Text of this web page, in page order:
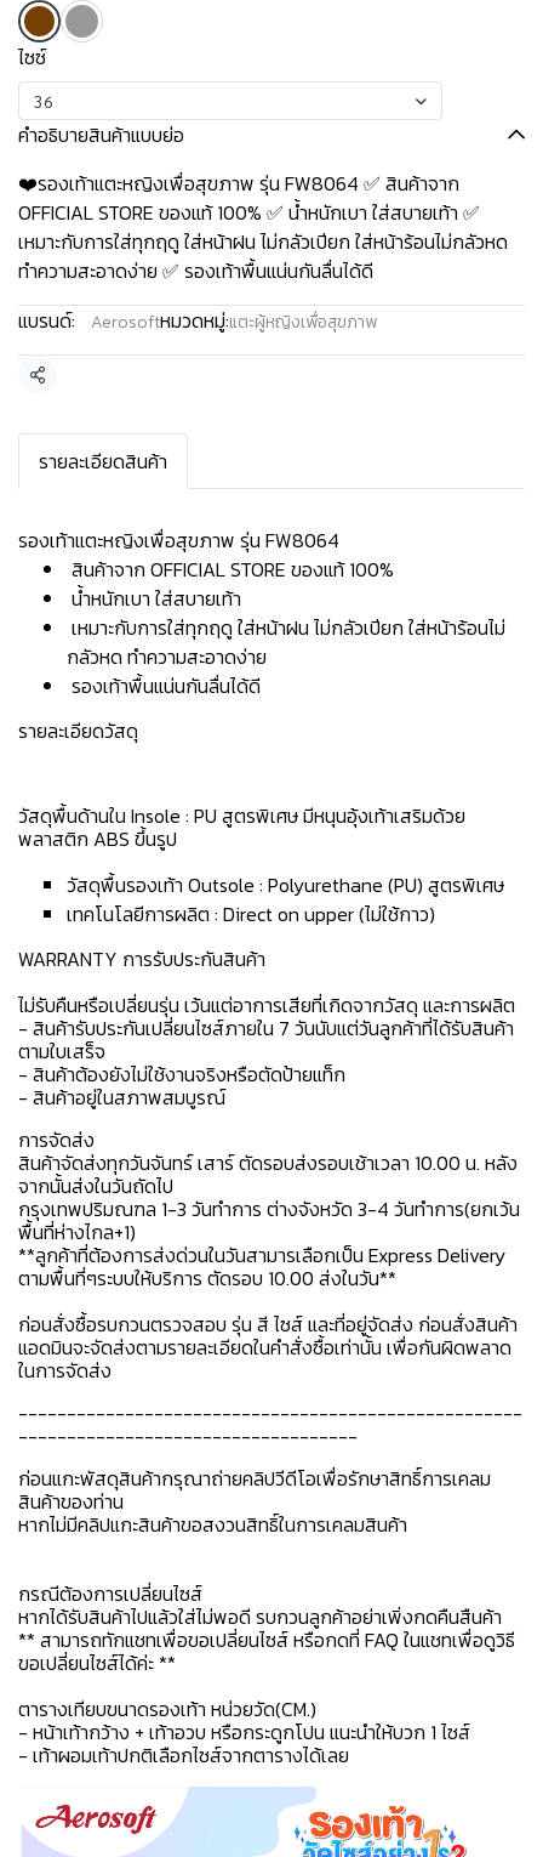
ไซซ์
36
คำอธิบายสินค้าแบบย่อ
❤️รองเท้าแตะหญิงเพื่อสุขภาพ รุ่น FW8064 ✅ สินค้าจาก
OFFICIAL STORE ของแท้ 100% ✅ น้ำหนักเบา ใส่สบายเท้า ✅
เหมาะกับการใส่ทุกฤดู ใส่หน้าฝน ไม่กลัวเปียก ใส่หน้าร้อนไม่กลัวหด
ทำความสะอาดง่าย ✅ รองเท้าพื้นแน่นกันลื่นได้ดี
แบรนด์:
Aerosoftหมวดหมู่:แตะผู้หญิงเพื่อสุขภาพ
แชร์
รายละเอียดสินค้า
รองเท้าแตะหญิงเพื่อสุขภาพ รุ่น FW8064
สินค้าจาก OFFICIAL STORE ของแท้ 100%
น้ำหนักเบา ใส่สบายเท้า
เหมาะกับการใส่ทุกฤดู ใส่หน้าฝน ไม่กลัวเปียก ใส่หน้าร้อนไม่
กลัวหด ทำความสะอาดง่าย
รองเท้าพื้นแน่นกันลื่นได้ดี
รายละเอียดวัสดุ
วัสดุพื้นด้านใน Insole : PU สูตรพิเศษ มีหนุนอุ้งเท้าเสริมด้วย
พลาสติก ABS ขึ้นรูป
วัสดุพื้นรองเท้า Outsole : Polyurethane (PU) สูตรพิเศษ
เทคโนโลยีการผลิต : Direct on upper (ไม่ใช้กาว)
WARRANTY การรับประกันสินค้า
ไม่รับคืนหรือเปลี่ยนรุ่น เว้นแต่อาการเสียที่เกิดจากวัสดุ และการผลิต
- สินค้ารับประกันเปลี่ยนไซส์ภายใน 7 วันนับแต่วันลูกค้าที่ได้รับสินค้า
ตามใบเสร็จ
- สินค้าต้องยังไม่ใช้งานจริงหรือตัดป้ายแท็ก
- สินค้าอยู่ในสภาพสมบูรณ์
การจัดส่ง
สินค้าจัดส่งทุกวันจันทร์ เสาร์ ตัดรอบส่งรอบเช้าเวลา 10.00 น. หลัง
จากนั้นส่งในวันถัดไป
กรุงเทพปริมณฑล 1-3 วันทำการ ต่างจังหวัด 3-4 วันทำการ(ยกเว้น
พื้นที่ห่างไกล+1)
**ลูกค้าที่ต้องการส่งด่วนในวันสามารเลือกเป็น Express Delivery
ตามพื้นที่ๆระบบให้บริการ ตัดรอบ 10.00 ส่งในวัน**
ก่อนสั่งซื้อรบกวนตรวจสอบ รุ่น สี ไซส์ และที่อยู่จัดส่ง ก่อนสั่งสินค้า
แอดมินจะจัดส่งตามรายละเอียดในคำสั่งซื้อเท่านั้น เพื่อกันผิดพลาด
ในการจัดส่ง
----------------------------------------------------
-----------------------------------
ก่อนแกะพัสดุสินค้ากรุณาถ่ายคลิปวีดีโอเพื่อรักษาสิทธิ์การเคลม
สินค้าของท่าน
หากไม่มีคลิปแกะสินค้าขอสงวนสิทธิ์ในการเคลมสินค้า
กรณีต้องการเปลี่ยนไซส์
หากได้รับสินค้าไปแล้วใส่ไม่พอดี รบกวนลูกค้าอย่าเพิ่งกดคืนสืนค้า
** สามารถทักแชทเพื่อขอเปลี่ยนไซส์ หรือกดที่ FAQ ในแชทเพื่อดูวิธี
ขอเปลี่ยนไซส์ได้ค่ะ **
ตารางเทียบขนาดรองเท้า หน่วยวัด(CM.)
- หน้าเท้ากว้าง + เท้าอวบ หรือกระดูกโปน แนะนำให้บวก 1 ไซส์
- เท้าผอมเท้าปกติเลือกไซส์จากตารางได้เลย